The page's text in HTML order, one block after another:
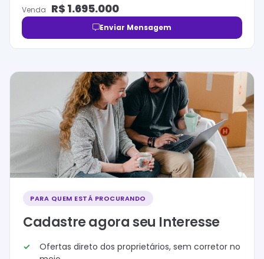
Venda R$ 1.695.000
Enviar Mensagem
PARA QUEM ESTÁ PROCURANDO
Cadastre agora seu Interesse
Ofertas direto dos proprietários, sem corretor no